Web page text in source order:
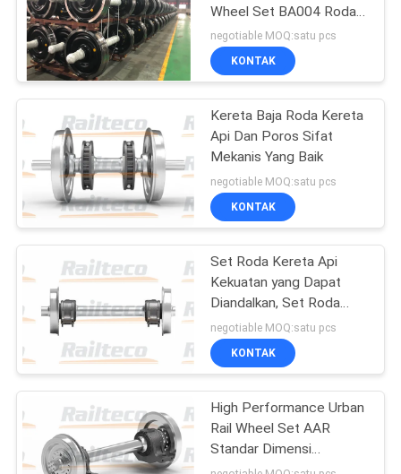
Hopper Wagon
Wagon kargo kereta
api
Wheel Set BA004 Roda
Keandalan Tinggi Dengan
Sertifikasi TSI
negotiable MOQ:satu pcs
KONTAK
Kereta Baja Roda Kereta
Api Dan Poros Sifat
Mekanis Yang Baik
negotiable MOQ:satu pcs
KONTAK
Set Roda Kereta Api
Kekuatan yang Dapat
Diandalkan, Set Roda
Kereta Api Standar
Internasional
negotiable MOQ:satu pcs
KONTAK
High Performance Urban
Rail Wheel Set AAR
Standar Dimensi
Disesuaikan